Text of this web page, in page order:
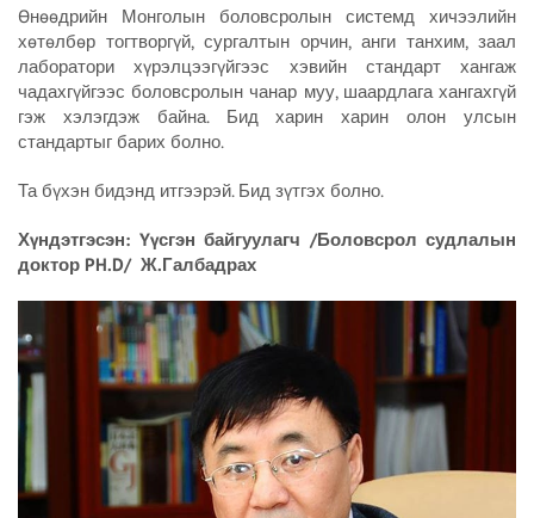
Өнөөдрийн Монголын боловсролын системд хичээлийн
хөтөлбөр тогтворгүй, сургалтын орчин, анги танхим, заал
лаборатори хүрэлцээгүйгээс хэвийн стандарт хангаж
чадахгүйгээс боловсролын чанар муу, шаардлага хангахгүй
гэж хэлэгдэж байна. Бид харин харин олон улсын
стандартыг барих болно.
Та бүхэн бидэнд итгээрэй. Бид зүтгэх болно.
Хүндэтгэсэн: Үүсгэн байгуулагч /Боловсрол судлалын
доктор PH.D/ Ж.Галбадрах